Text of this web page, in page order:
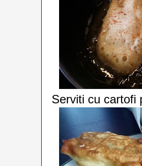
Serviti cu cartofi